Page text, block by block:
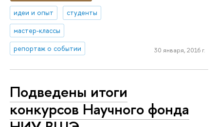
идеи и опыт
студенты
мастер-классы
репортаж о событии
30 января, 2016 г.
Подведены итоги
конкурсов Научного фонда